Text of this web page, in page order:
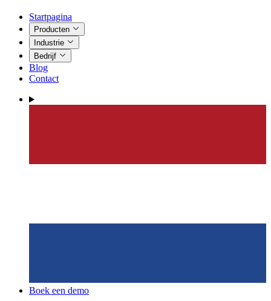
Startpagina
Producten
Industrie
Bedrijf
Blog
Contact
Boek een demo